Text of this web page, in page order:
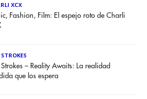
XCX
Fashion, Film: El espejo roto de Charli
Strokes – Reality Awaits: La realidad
que los espera